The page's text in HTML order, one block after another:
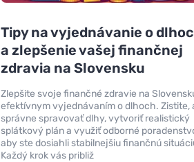
Tipy na vyjednávanie o
a zlepšenie vašej finančnej
zdravia na Slovensku
Zlepšite svoje finančné zdravie na
efektívnym vyjednávaním o dlhoch. Zistite,
správne spravovať dlhy, vytvoriť realistický
splátkový plán a využiť odborné
aby ste dosiahli stabilnejšiu finančnú
Každý krok vás približ